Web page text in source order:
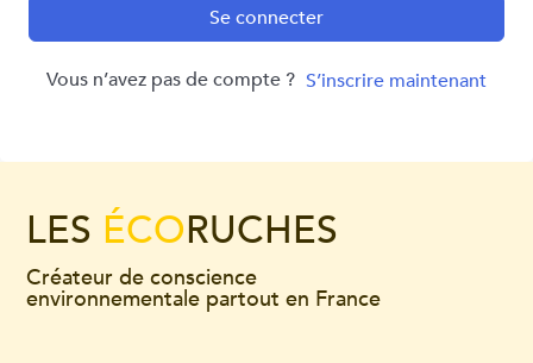
Se connecter
Vous n’avez pas de compte ? S’inscrire maintenant
LES ÉCORUCHES
Créateur de conscience
environnementale partout en France